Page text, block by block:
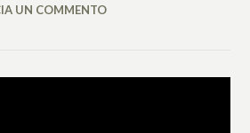
UN COMMENTO